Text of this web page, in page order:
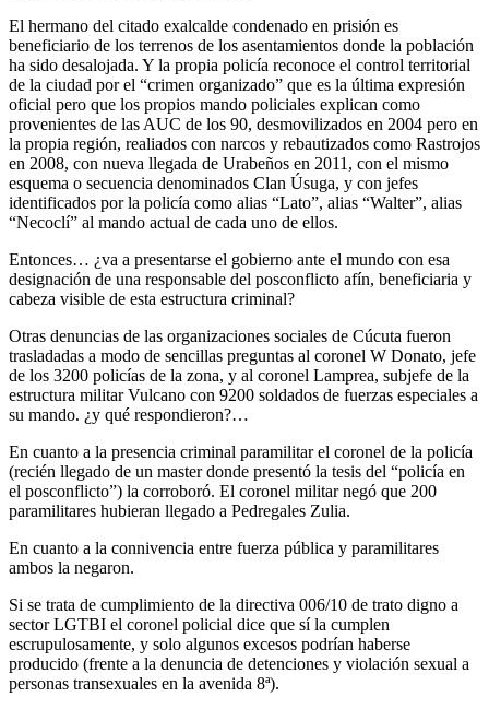
El hermano del citado exalcalde condenado en prisión es
beneficiario de los terrenos de los asentamientos donde la población
ha sido desalojada. Y la propia policía reconoce el control territorial
de la ciudad por el “crimen organizado” que es la última expresión
oficial pero que los propios mando policiales explican como
provenientes de las AUC de los 90, desmovilizados en 2004 pero en
la propia región, realiados con narcos y rebautizados como Rastrojos
en 2008, con nueva llegada de Urabeños en 2011, con el mismo
esquema o secuencia denominados Clan Úsuga, y con jefes
identificados por la policía como alias “Lato”, alias “Walter”, alias
“Necoclí” al mando actual de cada uno de ellos.
Entonces… ¿va a presentarse el gobierno ante el mundo con esa
designación de una responsable del posconflicto afín, beneficiaria y
cabeza visible de esta estructura criminal?
Otras denuncias de las organizaciones sociales de Cúcuta fueron
trasladadas a modo de sencillas preguntas al coronel W Donato, jefe
de los 3200 policías de la zona, y al coronel Lamprea, subjefe de la
estructura militar Vulcano con 9200 soldados de fuerzas especiales a
su mando. ¿y qué respondieron?…
En cuanto a la presencia criminal paramilitar el coronel de la policía
(recién llegado de un master donde presentó la tesis del “policía en
el posconflicto”) la corroboró. El coronel militar negó que 200
paramilitares hubieran llegado a Pedregales Zulia.
En cuanto a la connivencia entre fuerza pública y paramilitares
ambos la negaron.
Si se trata de cumplimiento de la directiva 006/10 de trato digno a
sector LGTBI el coronel policial dice que sí la cumplen
escrupulosamente, y solo algunos excesos podrían haberse
producido (frente a la denuncia de detenciones y violación sexual a
personas transexuales en la avenida 8ª).